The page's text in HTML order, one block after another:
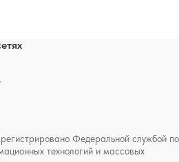
Федеральной службой по
технологий и массовых